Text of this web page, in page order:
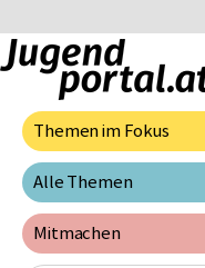
Themen im Fokus
Alle Themen
Mitmachen